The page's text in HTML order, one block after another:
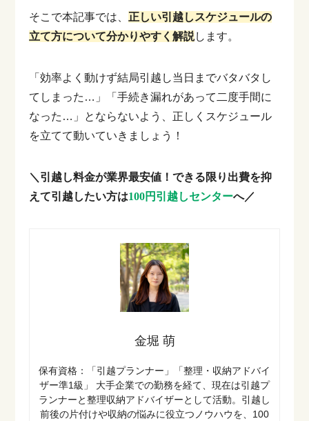
そこで本記事では、 正しい引越しスケジュールの
立て方について分かりやすく解説します。
「効率よく動けず結局引越し当日までバタバタし
てしまった…」「手続き漏れがあって二度手間に
なった…」とならないよう、正しくスケジュール
を立てて動いていきましょう！
＼引越し料金が業界最安値！できる限り出費を抑
えて引越したい方は100円引越しセンターへ／
金堀 萌
保有資格：「引越プランナー」「整理・収納アドバイ
ザー準1級」
大手企業での勤務を経て、現在は引越プ
ランナーと整理収納アドバイザーとして活動。引越し
前後の片付けや収納の悩みに役立つノウハウを、100